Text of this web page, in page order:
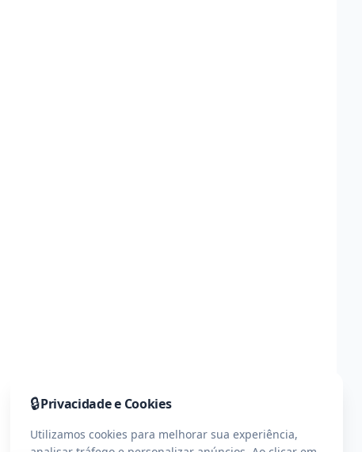
🔒Privacidade e Cookies
Utilizamos cookies para melhorar sua experiência,